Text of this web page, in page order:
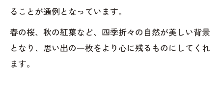
ることが通例となっています。
春の桜、秋の紅葉など、四季折々の自然が美しい背景
となり、思い出の一枚をより心に残るものにしてくれ
ます。